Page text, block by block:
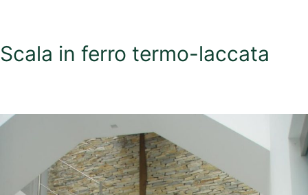
Scala in ferro termo-laccata